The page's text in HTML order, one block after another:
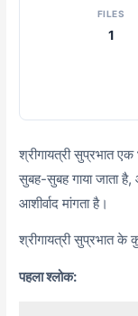
FILES
1
श्रीगायत्री सुप्रभात एक
सुबह-सुबह गाया जाता
आशीर्वाद मांगता है।
श्रीगायत्री सुप्रभात
पहला श्लोक: